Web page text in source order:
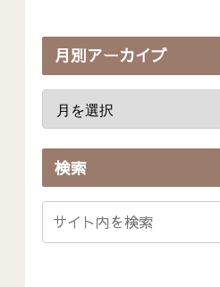
月別アーカイブ
検索